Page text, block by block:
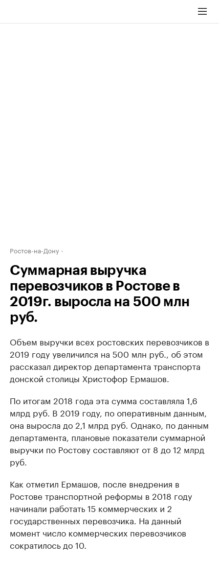
Ростов-на-Дону
Суммарная выручка
перевозчиков в Ростове в
2019г. выросла на 500 млн
руб.
Объем выручки всех ростовских перевозчиков в
2019 году увеличился на 500 млн руб., об этом
рассказал директор департамента транспорта
донской столицы Христофор Ермашов.
По итогам 2018 года эта сумма составляла 1,6
млрд руб. В 2019 году, по оперативным данным,
она выросла до 2,1 млрд руб. Однако, по данным
департамента, плановые показатели суммарной
выручки по Ростову составляют от 8 до 12 млрд
руб.
Как отметил Ермашов, после внедрения в
Ростове транспортной реформы в 2018 году
начинали работать 15 коммерческих и 2
государственных перевозчика. На данный
момент число коммерческих перевозчиков
сократилось до 10.